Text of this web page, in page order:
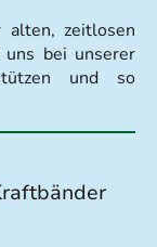
zeitlosen
bei unserer
und so